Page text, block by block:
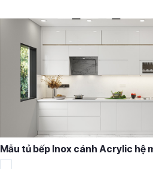
Mẫu tủ bếp Inox cánh Acrylic hệ